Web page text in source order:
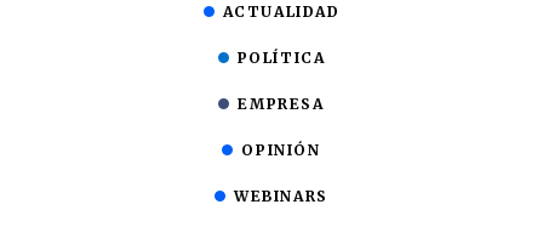
ACTUALIDAD
POLÍTICA
EMPRESA
OPINIÓN
WEBINARS